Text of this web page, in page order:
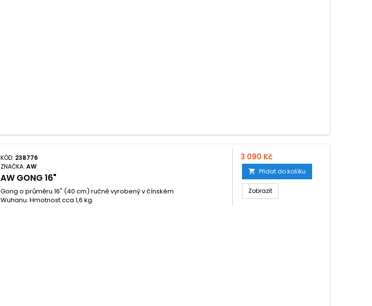
KÓD: 238776
ZNAČKA:AW
AW GONG 16"
Gong o průměru 16" (40 cm) ručně vyrobený v čínském
Wuhanu. Hmotnost cca 1,6 kg.
3 090 Kč
 Přidat do košíku
Zobrazit